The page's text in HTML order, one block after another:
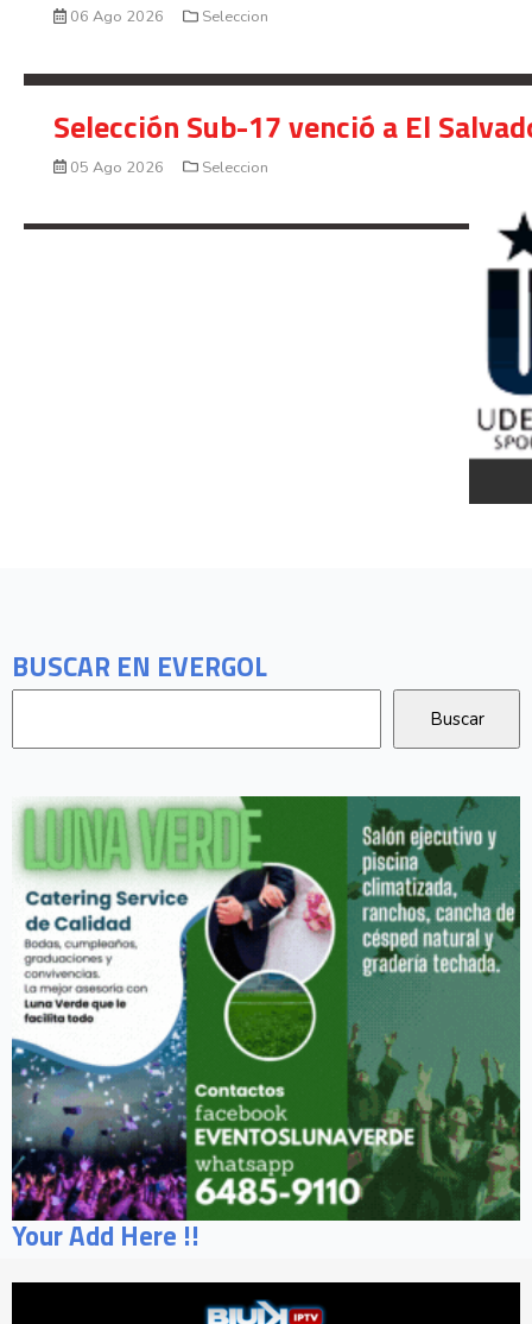
BUSCAR EN EVERGOL
Your Add Here !!
06 Ago 2026 Seleccion
Selección Sub-17 venció a El
05 Ago 2026 Seleccion